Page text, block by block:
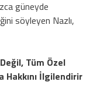
güneyde
söyleyen Nazlı,
Tüm Özel
Hakkını İlgilendirir